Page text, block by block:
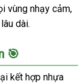
vùng nhạy cảm,
dài.
🎯
kết hợp nhựa